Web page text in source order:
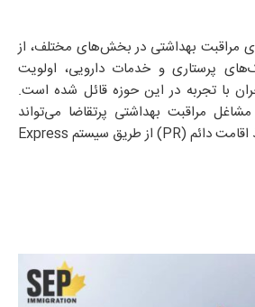
مراقبت بهداشتی در بخش‌های مختلف، از
پرستاری و خدمات دارویی، اولویت
با تجربه در این حوزه قائل شده است.
مراقبت بهداشتی پرتقاضا می‌تواند
مزیت مهمی در مسیر اخذ اقامت دائم (PR) از طریق سیستم Express